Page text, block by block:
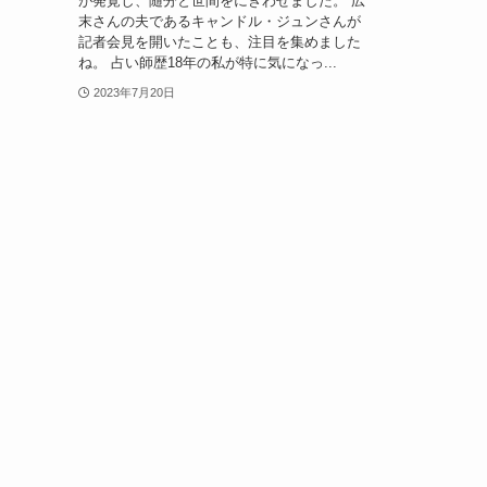
末さんの夫であるキャンドル・ジュンさんが
記者会見を開いたことも、注目を集めました
ね。 占い師歴18年の私が特に気になっ...
2023年7月20日